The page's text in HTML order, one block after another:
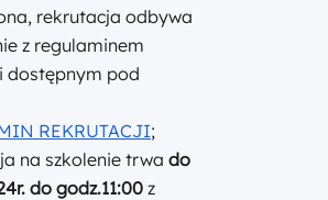
rekrutacja odbywa
z regulaminem
dostępnym pod
REKRUTACJI;
na szkolenie trwa do
do godz.11:00 z